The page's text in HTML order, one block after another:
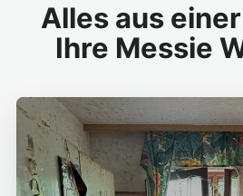
Alles aus
Ihre Messie